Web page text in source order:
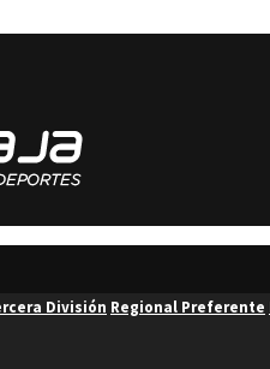
División Regional Preferente